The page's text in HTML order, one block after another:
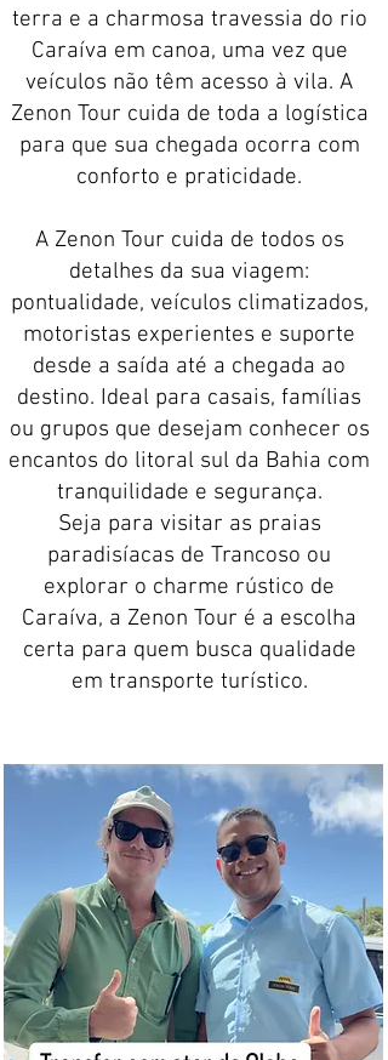
terra e a charmosa travessia do rio
Caraíva em canoa, uma vez que
veículos não têm acesso à vila. A
Zenon Tour cuida de toda a logística
para que sua chegada ocorra com
conforto e praticidade.
A Zenon Tour cuida de todos os
detalhes da sua viagem:
pontualidade, veículos climatizados,
motoristas experientes e suporte
desde a saída até a chegada ao
destino. Ideal para casais, famílias
ou grupos que desejam conhecer os
encantos do litoral sul da Bahia com
tranquilidade e segurança.
Seja para visitar as praias
paradisíacas de Trancoso ou
explorar o charme rústico de
Caraíva, a Zenon Tour é a escolha
certa para quem busca qualidade
em transporte turístico.